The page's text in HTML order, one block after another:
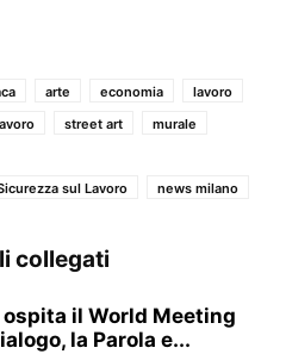
arte economia
lavoro
street art
murale
sul Lavoro
news milano
collegati
il World Meeting
la Parola e...